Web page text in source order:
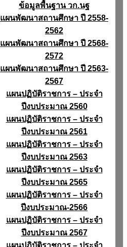
ข้อมูลพื้นฐาน วก.นฐ
แผนพัฒนาสถานศึกษา ปี 2558-
2562
แผนพัฒนาสถานศึกษา ปี 2568-
2572
แผนพัฒนาสถานศึกษา ปี 2563-
2567
แผนปฏิบัติราชการ – ประจำ
ปีงบประมาณ 2560
แผนปฏิบัติราชการ – ประจำ
ปีงบประมาณ 2561
แผนปฏิบัติราชการ – ประจำ
ปีงบประมาณ 2563
แผนปฏิบัติราชการ – ประจำ
ปีงบประมาณ 2565
แผนปฏิบัติราชการ – ประจำ
ปีงบประมาณ-2566
แผนปฏิบัติราชการ – ประจำ
ปีงบประมาณ 2567
แผนปฏิบัติราชการ – ประจำ